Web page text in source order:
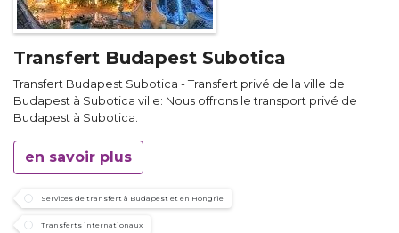
Transfert Budapest Subotica
Transfert Budapest Subotica - Transfert privé de la ville de
Budapest à Subotica ville: Nous offrons le transport privé de
Budapest à Subotica.
en savoir plus
Services de transfert à Budapest et en Hongrie
Transferts internationaux